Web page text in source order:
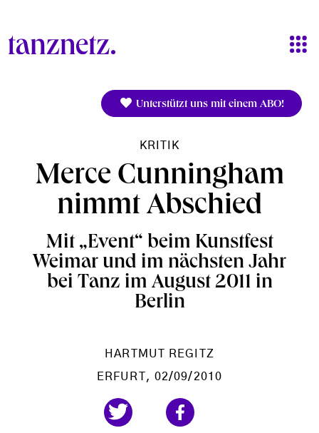
Unterstützt uns mit einem ABO!
KRITIK
Merce Cunningham
nimmt Abschied
Mit „Event“ beim Kunstfest
Weimar und im nächsten Jahr
bei Tanz im August 2011 in
Berlin
HARTMUT REGITZ
ERFURT
, 02/09/2010